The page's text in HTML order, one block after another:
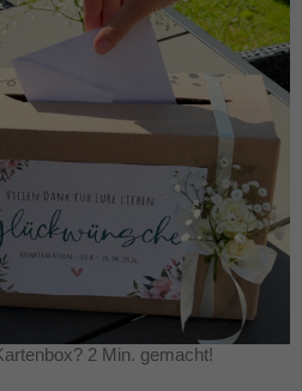
2 Min. gemacht!